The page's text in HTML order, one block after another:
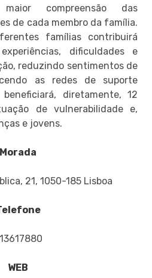
compreensão das
de cada membro da família.
famílias contribuirá
dificuldades e
reduzindo sentimentos de
as redes de suporte
diretamente, 12
de vulnerabilidade e,
e jovens.
Morada
21, 1050-185 Lisboa
WEB